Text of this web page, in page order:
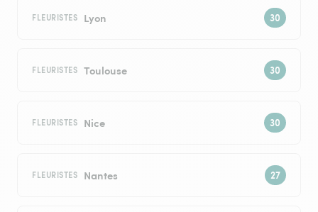
FLEURISTES Lyon
FLEURISTES Toulouse
FLEURISTES Nice
FLEURISTES Nantes